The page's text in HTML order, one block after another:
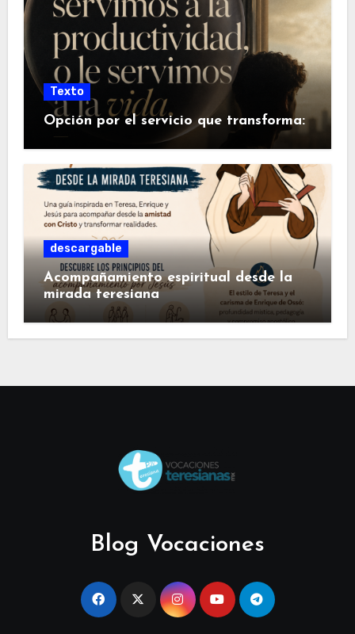
Texto
Opción por el servicio que transforma:
descargable
Acompañamiento espiritual desde la
mirada teresiana
Blog Vocaciones